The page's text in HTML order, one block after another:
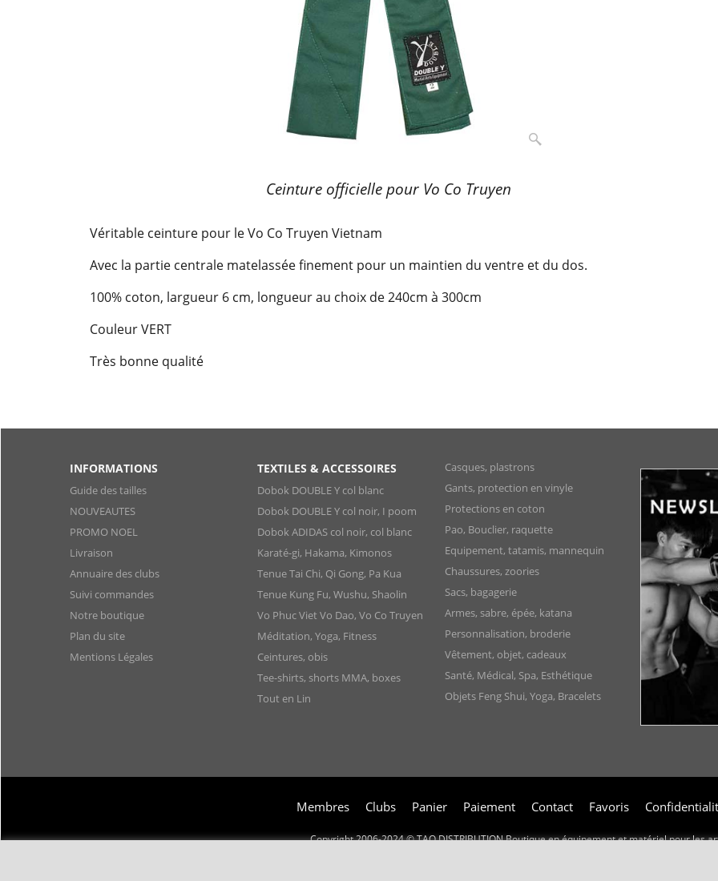
Ceinture officielle pour Vo Co Truyen
Véritable ceinture pour le Vo Co Truyen Vietnam
Avec la partie centrale matelassée finement pour un maintien du ventre et du dos.
100% coton, largueur 6 cm, longueur au choix de 240cm à 300cm
Couleur VERT
Très bonne qualité
INFORMATIONS
Guide des tailles
NOUVEAUTES
PROMO NOEL
Livraison
Annuaire des clubs
Suivi commandes
Notre boutique
Plan du site
Mentions Légales
TEXTILES & ACCESSOIRES
Dobok DOUBLE Y col blanc
Dobok DOUBLE Y col noir, I poom
Dobok ADIDAS col noir, col blanc
Karaté-gi, Hakama, Kimonos
Tenue Tai Chi, Qi Gong, Pa Kua
Tenue Kung Fu, Wushu, Shaolin
Vo Phuc Viet Vo Dao, Vo Co Truyen
Méditation, Yoga, Fitness
Ceintures, obis
Tee-shirts, shorts MMA, boxes
Tout en Lin
Casques, plastrons
Gants, protection en vinyle
Protections en coton
Pao, Bouclier, raquette
Equipement, tatamis, mannequin
Chaussures, zoories
Sacs, bagagerie
Armes, sabre, épée, katana
Personnalisation, broderie
Vêtement, objet, cadeaux
Santé, Médical, Spa, Esthétique
Objets Feng Shui, Yoga, Bracelets
Membres Clubs Panier Paiement Contact Favoris
Copyright 2006-2024 © TAO DISTRIBUTION Boutique en équipement et matériel pour les